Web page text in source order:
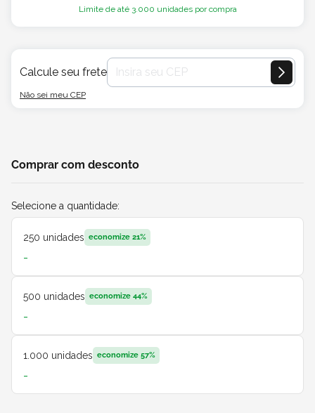
Limite de até 3.000 unidades por compra
Calcule seu frete
Não sei meu CEP
Comprar com desconto
Selecione a quantidade:
250 unidades economize 21%
-
500 unidades economize 44%
-
1.000 unidades economize 57%
-